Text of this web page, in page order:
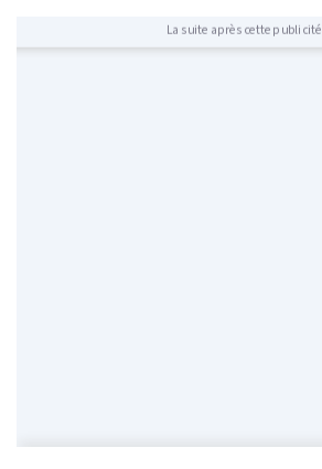
La suite après cette publicité